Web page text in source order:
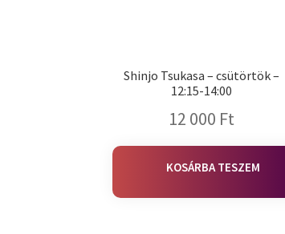
Shinjo Tsukasa – csütörtök –
12:15-14:00
12 000 Ft
KOSÁRBA TESZEM